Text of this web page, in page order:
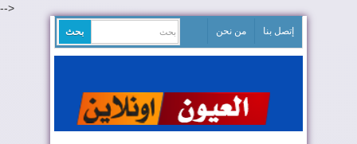
-->
إتصل بنا من نحن